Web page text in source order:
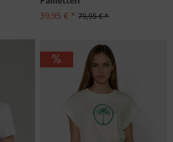
39,95 € * 79,95 € *